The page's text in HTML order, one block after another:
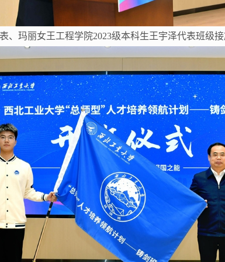
、玛丽女王工程学院2023级本科生王宇泽代表班级